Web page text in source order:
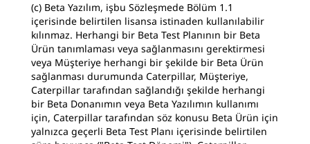
(c) Beta Yazılım, işbu Sözleşmede Bölüm 1.1
içerisinde belirtilen lisansa istinaden kullanılabilir
kılınmaz. Herhangi bir Beta Test Planının bir Beta
Ürün tanımlaması veya sağlanmasını gerektirmesi
veya Müşteriye herhangi bir şekilde bir Beta Ürün
sağlanması durumunda Caterpillar, Müşteriye,
Caterpillar tarafından sağlandığı şekilde herhangi
bir Beta Donanımın veya Beta Yazılımın kullanımı
için, Caterpillar tarafından söz konusu Beta Ürün için
yalnızca geçerli Beta Test Planı içerisinde belirtilen